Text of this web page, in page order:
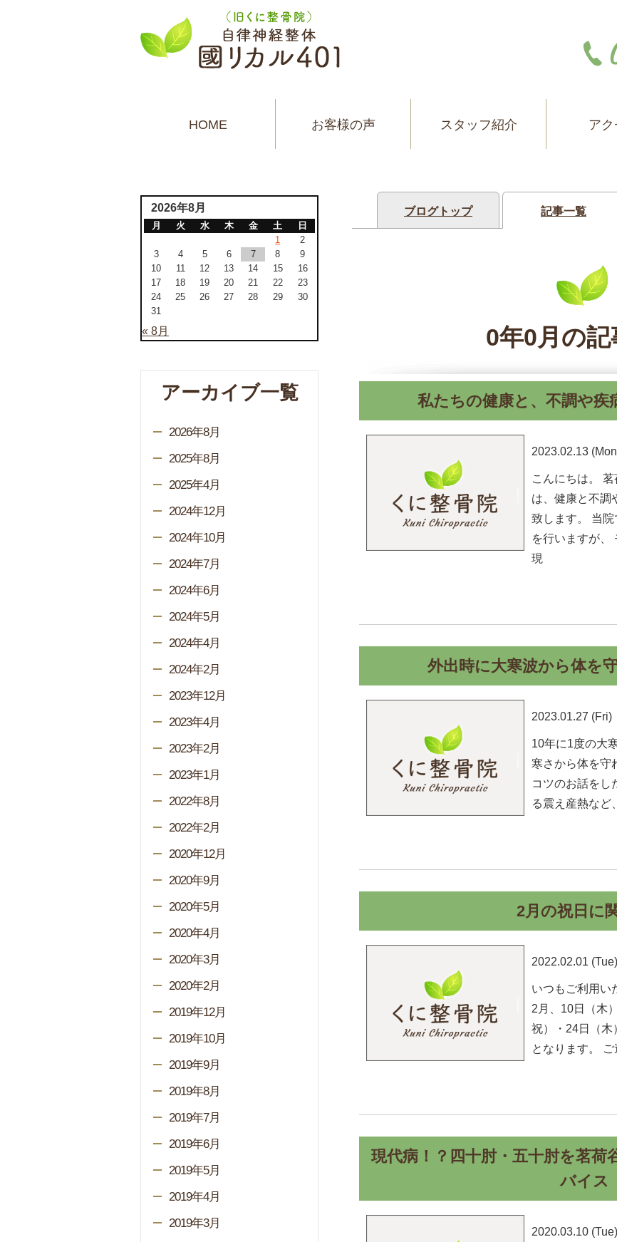
HOME お客様の声 スタッフ紹介 アク
ブログトップ 記事一覧
0年0月の
私たちの健康と、不調や疾
2023.02.13
こんにちは。
は、健康と不調
致します。 当
を行いますが、
現
外出時に大寒波から体を
2023.01.27 (Fri)
10年に1度の大
寒さから体を守
コツのお話をし
る震え産熱など
2月の祝日に
2022.02.01 (Tue)
いつもご利用い
2月、10日（木
祝）・24日（木
となります。
現代病！？四十肘・五十肘を茗荷
バイス
2020.03.10 (Tue)
2026年8月
月 火 水 木 金 土
日
1
2
3
4 5 6 7 8
9
10
11 12 13 14 15
16
17
18 19 20 21 22
23
24
25 26 27 28 29
30
31
« 8月
アーカイブ一覧
2026年8月
2025年8月
2025年4月
2024年12月
2024年10月
2024年7月
2024年6月
2024年5月
2024年4月
2024年2月
2023年12月
2023年4月
2023年2月
2023年1月
2022年8月
2022年2月
2020年12月
2020年9月
2020年5月
2020年4月
2020年3月
2020年2月
2019年12月
2019年10月
2019年9月
2019年8月
2019年7月
2019年6月
2019年5月
2019年4月
2019年3月